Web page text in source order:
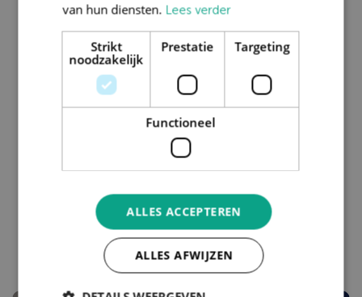
" Anders denken, anders
doen: achter de schermen
bij Treasury "
Treasury - medewerkers Treasury, ALM &
Reporting
van hun diensten. Lees verder
Strikt
noodzakelijk
Prestatie Targeting
Functioneel
ALLES ACCEPTEREN
ALLES AFWIJZEN